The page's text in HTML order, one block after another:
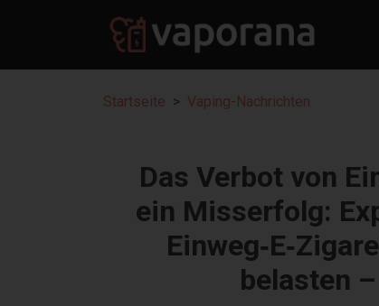
Startseite Vaping-Nachrichten
Das Verbot von
ein Misserfolg:
belasten